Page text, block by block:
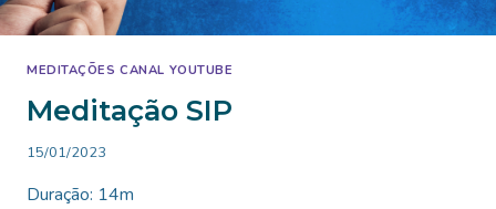
MEDITAÇÕES CANAL YOUTUBE
Meditação SIP
By
Miranda
15/01/2023
Duração: 14m